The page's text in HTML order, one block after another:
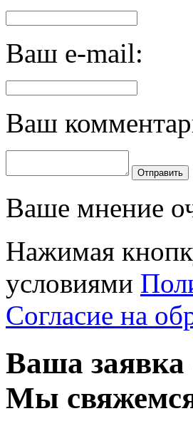
Ваш e-mail:
Ваш
Отправить
Ваше мнение
Нажимая
условиями
Согласие на
Ваша заявка
Мы